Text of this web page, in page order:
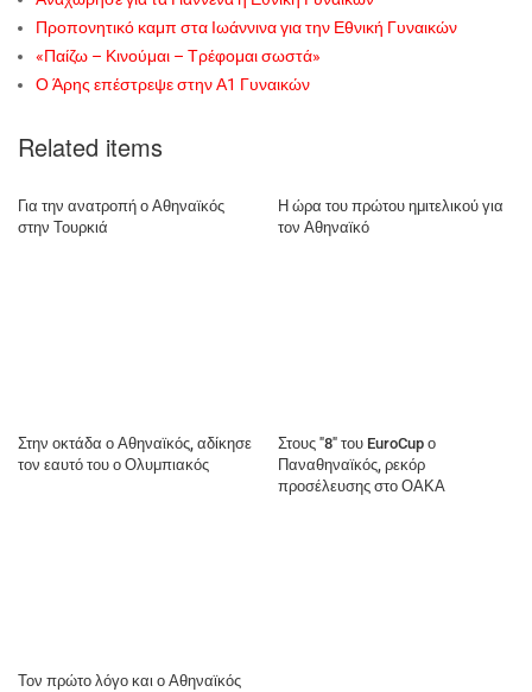
Προπονητικό καμπ στα Ιωάννινα για την Εθνική Γυναικών
«Παίζω – Κινούμαι – Τρέφομαι σωστά»
Ο Άρης επέστρεψε στην Α1 Γυναικών
Related items
Για την ανατροπή ο Αθηναϊκός
στην Τουρκιά
Η ώρα του πρώτου ημιτελικού για
τον Αθηναϊκό
Στην οκτάδα ο Αθηναϊκός, αδίκησε
τον εαυτό του ο Ολυμπιακός
Στους "8" του EuroCup ο
Παναθηναϊκός, ρεκόρ
προσέλευσης στο ΟΑΚΑ
Τον πρώτο λόγο και ο Αθηναϊκός